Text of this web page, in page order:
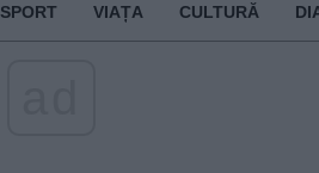
SPORT VIAȚA CULTURĂ